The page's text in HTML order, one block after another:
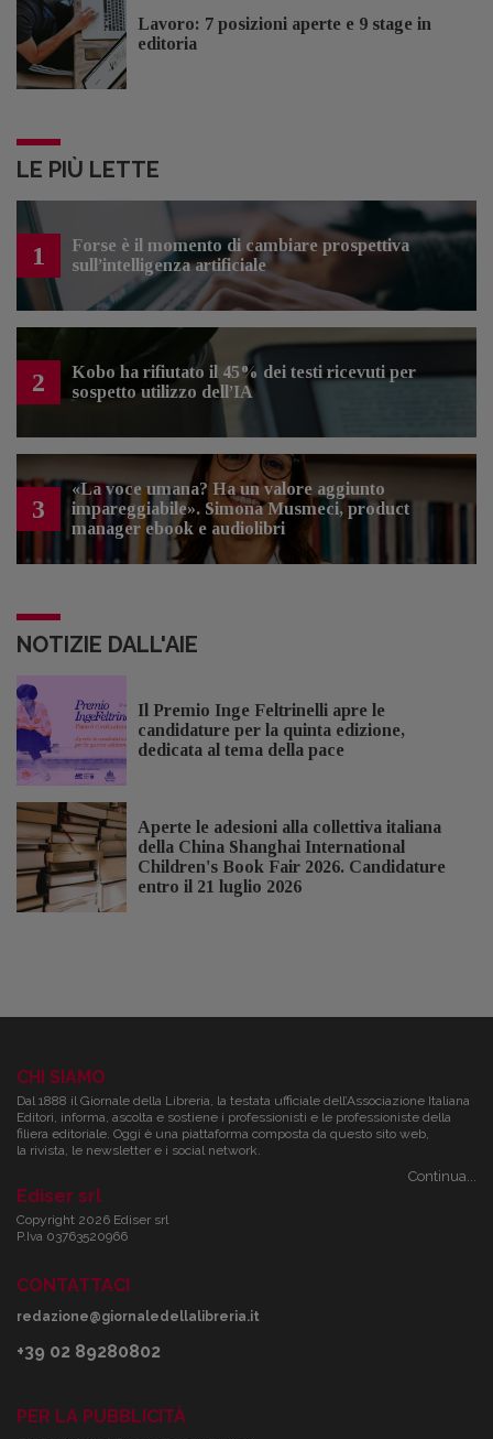
Lavoro: 7 posizioni aperte e 9 stage in
editoria
LE PIÙ LETTE
1
Forse è il momento di cambiare prospettiva
sull’intelligenza artificiale
2
Kobo ha rifiutato il 45% dei testi ricevuti per
sospetto utilizzo dell’IA
3
«La voce umana? Ha un valore aggiunto
impareggiabile». Simona Musmeci, product
manager ebook e audiolibri
NOTIZIE DALL'AIE
Il Premio Inge Feltrinelli apre le
candidature per la quinta edizione,
dedicata al tema della pace
Aperte le adesioni alla collettiva italiana
della China Shanghai International
Children's Book Fair 2026. Candidature
entro il 21 luglio 2026
CHI SIAMO
Dal 1888 il Giornale della Libreria, la testata ufficiale dell’Associazione Italiana
Editori, informa, ascolta e sostiene i professionisti e le professioniste della
filiera editoriale. Oggi è una piattaforma composta da questo sito web,
la rivista, le newsletter e i social network.
Continua...
Ediser srl
Copyright 2026 Ediser srl
P.Iva 03763520966
CONTATTACI
redazione@giornaledellalibreria.it
+39 02 89280802
PER LA PUBBLICITÀ